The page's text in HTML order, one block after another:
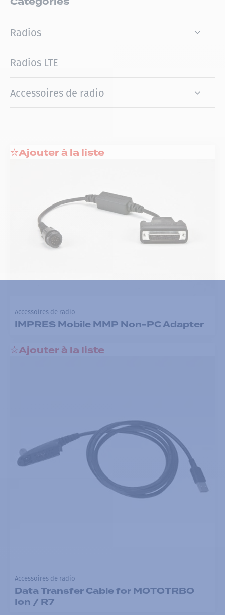
Radios
Radios LTE
Accessoires de radio
Ajouter à la liste
Accessoires de radio
IMPRES Mobile MMP Non-PC Adapter
Ajouter à la liste
Accessoires de radio
Data Transfer Cable for MOTOTRBO
Ion / R7